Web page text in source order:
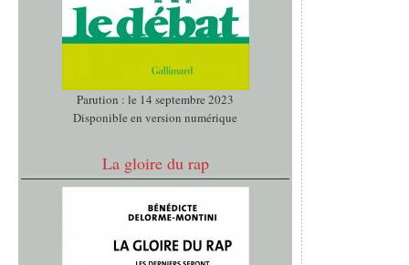
Parution : le 14 septembre 2023
Disponible en version numérique
La gloire du rap